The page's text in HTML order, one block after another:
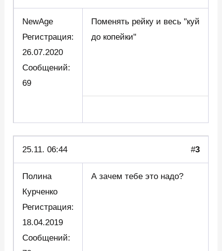
NewAge
Регистрация:
26.07.2020
Сообщений:
69
Поменять рейку и весь "куй
до копейки"
25.11. 06:44 #3
Полина
Курченко
Регистрация:
18.04.2019
Сообщений:
А зачем тебе это надо?